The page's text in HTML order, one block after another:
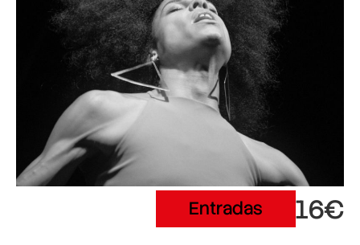
Entradas 16€